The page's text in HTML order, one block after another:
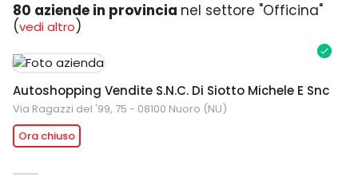
80 aziende in provincia nel settore "Officina"
(vedi altro)
Autoshopping Vendite S.N.C. Di Siotto Michele E Snc
Via Ragazzi del '99, 75 - 08100 Nuoro (NU)
Ora chiuso